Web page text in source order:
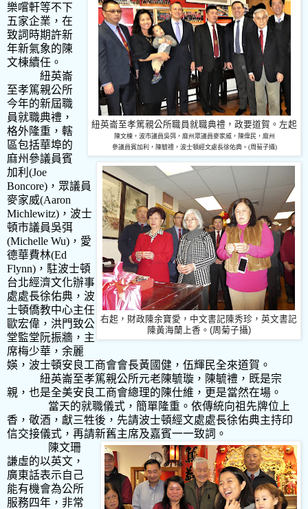
紐英崙至孝篤親公所職員就職典禮，政要道賀。左起
陳文棟，波市議員吳弭，麻州眾議員麥家威，陳偉民， 麻州
參議員賓加利，陳毓禮，波士頓經文處長徐佑典。(周菊子攝)
樂嚐軒等不下
五家企業，在
致詞時期許新
年新氣象的陳
文棟續任。
右起，財政陳余寶愛，中文書記陳秀珍，英文書記
陳黃海蘭上香。(周菊子攝)
紐英崙
至孝篤親公所
今年的新屆職
員就職典禮，
格外隆重，轄
區包括華埠的
麻州參議員賓
加利 (Joe
Boncore) ，眾議員
麥家威(Aaron
Michlewitz) ，波士
頓市議員吳弭
(Michelle Wu) ，愛
德華費林(Ed
Flynn) ，駐波士頓
台北經濟文化辦事
處處長徐佑典，波
士頓僑教中心主任
歐宏偉，洪門致公
堂監堂阮振牆，主
席梅少華，余麗
媖，波士頓安良工商會會長黃國健，伍輝民全來道賀。
紐英崙至孝篤親公所元老陳毓璇，陳毓禮，既是宗
親，也是全美安良工商會總理的陳仕維，更是當然在場。
當天的就職儀式，簡單隆重。依傳統向祖先牌位上
香，敬酒，獻三牲後，先請波士頓經文處處長徐佑典主持印
信交接儀式，再請新舊主席及嘉賓一一致詞。
陳文珊
謙虛的以英文，
廣東話表示自己
能有機會為公所
服務四年，非常